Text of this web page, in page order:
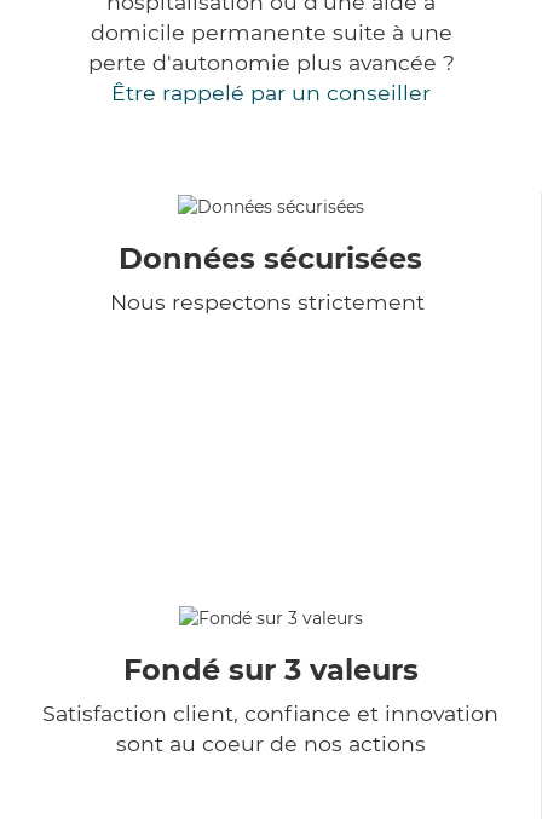
domicile permanente suite à une
perte d'autonomie plus avancée ?
Être rappelé par un conseiller
Données sécurisées
Nous respectons strictement
Fondé sur 3 valeurs
Satisfaction client, confiance et innovation
sont au coeur de nos actions